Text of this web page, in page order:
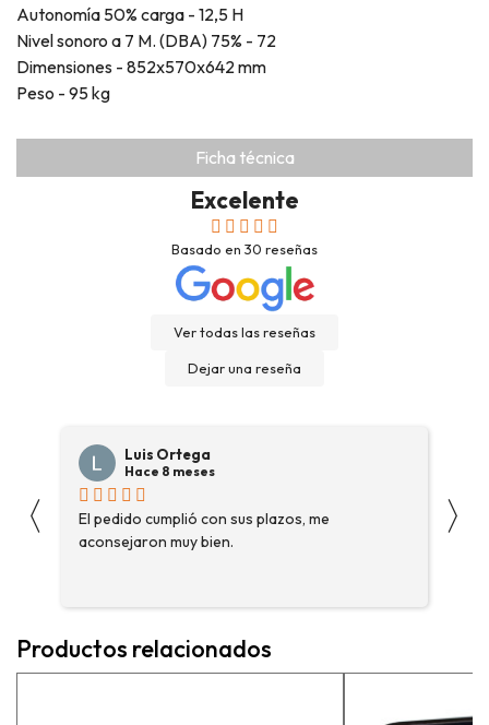
Ficha técnica
Autonomía 50% carga - 12,5 H
Nivel sonoro a 7 M. (DBA) 75% - 72
Dimensiones - 852x570x642 mm
Peso - 95 kg
Excelente
Basado en 30 reseñas
Ver todas las reseñas
Dejar una reseña
〈
Luis Ortega
Hace 8 meses
El pedido cumplió con sus plazos, me
aconsejaron muy bien.
〉
Productos relacionados